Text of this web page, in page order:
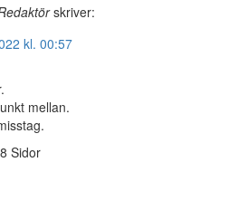
skriver:
kl. 00:57
mellan.
Sidor